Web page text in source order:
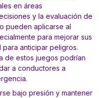
en áreas
y la evaluación de
pueden aplicarse al
para mejorar sus
anticipar peligros.
de estos juegos podrían
a conductores a
bajo presión y mantener